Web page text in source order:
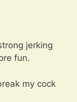
jerking
fun.
my cock